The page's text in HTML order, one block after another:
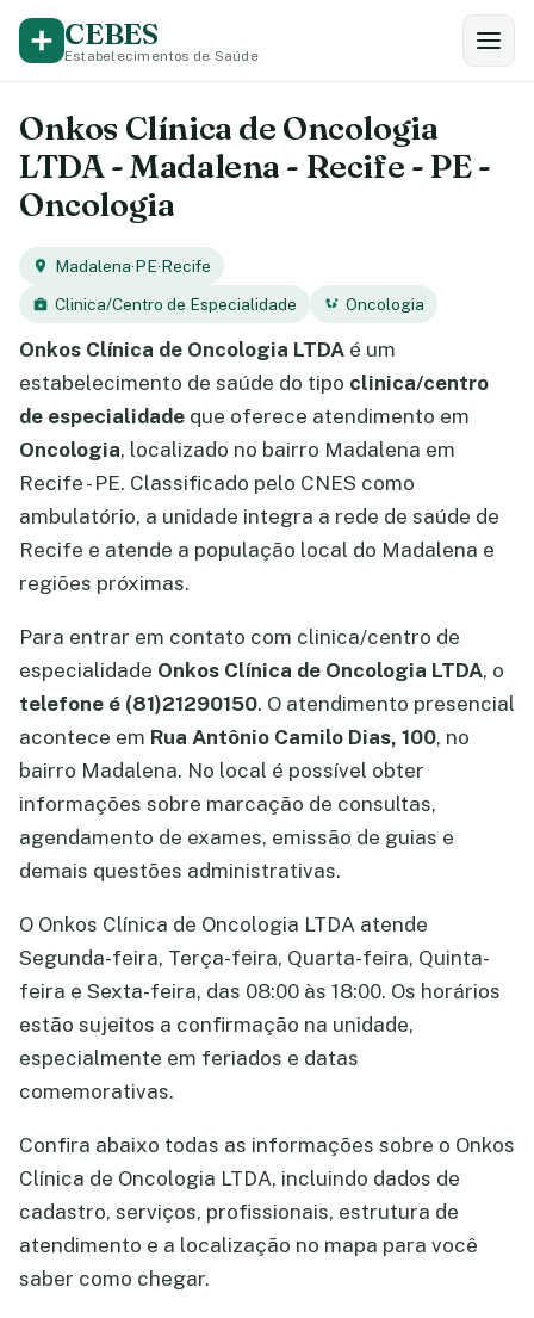
CEBES
Estabelecimentos de Saúde
Onkos Clínica de Oncologia
LTDA - Madalena - Recife - PE -
Oncologia
Madalena·PE·Recife
Clinica/Centro de Especialidade
Oncologia
Onkos Clínica de Oncologia LTDA é um
estabelecimento de saúde do tipo clinica/centro
de especialidade que oferece atendimento em
Oncologia, localizado no bairro Madalena em
Recife - PE. Classificado pelo CNES como
ambulatório, a unidade integra a rede de saúde de
Recife e atende a população local do Madalena e
regiões próximas.
Para entrar em contato com clinica/centro de
especialidade Onkos Clínica de Oncologia LTDA, o
telefone é (81)21290150. O atendimento presencial
acontece em Rua Antônio Camilo Dias, 100, no
bairro Madalena. No local é possível obter
informações sobre marcação de consultas,
agendamento de exames, emissão de guias e
demais questões administrativas.
O Onkos Clínica de Oncologia LTDA atende
Segunda-feira, Terça-feira, Quarta-feira, Quinta-
feira e Sexta-feira, das 08:00 às 18:00. Os horários
estão sujeitos a confirmação na unidade,
especialmente em feriados e datas
comemorativas.
Confira abaixo todas as informações sobre o Onkos
Clínica de Oncologia LTDA, incluindo dados de
cadastro, serviços, profissionais, estrutura de
atendimento e a localização no mapa para você
saber como chegar.